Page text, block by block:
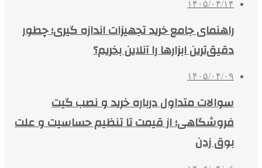
۱۴۰۵/۰۴/۱۴
راهنمای جامع خرید تجهیزات اندازه گیری؛ چطور
دقیق‌ترین ابزارها را آنلاین بخریم؟
۱۴۰۵/۰۴/۰۹
سوالات متداول درباره خرید و نصب گیت
فروشگاهی؛ از قیمت تا تنظیم حساسیت و علت
بوق زدن